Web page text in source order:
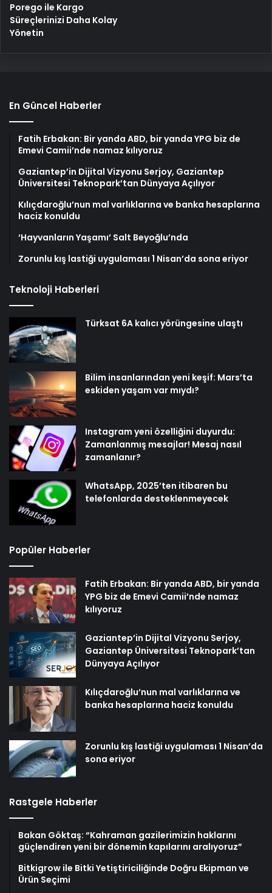
Porego ile Kargo
Süreçlerinizi Daha Kolay
Yönetin
En Güncel Haberler
Fatih Erbakan: Bir yanda ABD, bir yanda YPG biz de
Emevi Camii’nde namaz kılıyoruz
Gaziantep’in Dijital Vizyonu Serjoy, Gaziantep
Üniversitesi Teknopark’tan Dünyaya Açılıyor
Kılıçdaroğlu’nun mal varlıklarına ve banka hesaplarına
haciz konuldu
‘Hayvanların Yaşamı’ Salt Beyoğlu’nda
Zorunlu kış lastiği uygulaması 1 Nisan’da sona eriyor
Teknoloji Haberleri
Türksat 6A kalıcı yörüngesine ulaştı
Bilim insanlarından yeni keşif: Mars’ta
eskiden yaşam var mıydı?
Instagram yeni özelliğini duyurdu:
Zamanlanmış mesajlar! Mesaj nasıl
zamanlanır?
WhatsApp, 2025’ten itibaren bu
telefonlarda desteklenmeyecek
Popüler Haberler
Fatih Erbakan: Bir yanda ABD, bir yanda
YPG biz de Emevi Camii’nde namaz
kılıyoruz
Gaziantep’in Dijital Vizyonu Serjoy,
Gaziantep Üniversitesi Teknopark’tan
Dünyaya Açılıyor
Kılıçdaroğlu’nun mal varlıklarına ve
banka hesaplarına haciz konuldu
Zorunlu kış lastiği uygulaması 1 Nisan’da
sona eriyor
Rastgele Haberler
Bakan Göktaş: “Kahraman gazilerimizin haklarını
güçlendiren yeni bir dönemin kapılarını aralıyoruz”
Bitkigrow ile Bitki Yetiştiriciliğinde Doğru Ekipman ve
Ürün Seçimi